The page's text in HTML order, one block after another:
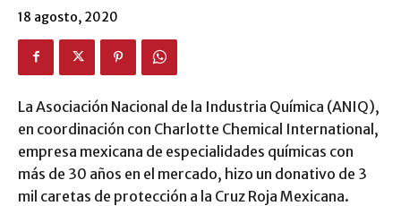
18 agosto, 2020
La Asociación Nacional de la Industria Química (ANIQ),
en coordinación con Charlotte Chemical International,
empresa mexicana de especialidades químicas con
más de 30 años en el mercado, hizo un donativo de 3
mil caretas de protección a la Cruz Roja Mexicana.